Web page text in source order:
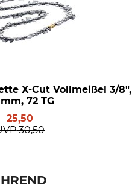
X-Cut Vollmeißel 3/8",
mm, 72 TG
25,50
30,50